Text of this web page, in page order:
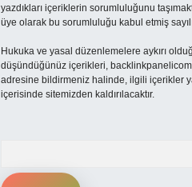
yazdıkları içeriklerin sorumluluğunu
üye olarak bu sorumluluğu kabul etmiş
Hukuka ve yasal düzenlemelere aykırı
düşündüğünüz içerikleri,
adresine bildirmeniz halinde, ilgili içerikler
içerisinde sitemizden kaldırılacaktır.